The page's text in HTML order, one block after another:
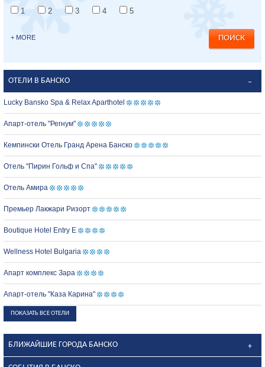
1
2 3 4 5
+ MORE
ОТЕЛИ В БАНСКО
Lucky Bansko Spa & Relax Aparthotel
Апарт-отель "Регнум"
Кемпински Отель Гранд Арена Банско
Отель "Пирин Гольф и Спа"
Отель Амира
Премьер Лакжари Ризорт
Boutique Hotel Entry E
Wellness Hotel Bulgaria
Апарт комплекс Зара
Апарт-отель "Каза Карина"
ПОКАЗАТЬ ВСЕ ОТЕЛИ
БЛИЖАЙШИЕ ГОРОДА БАНСКО